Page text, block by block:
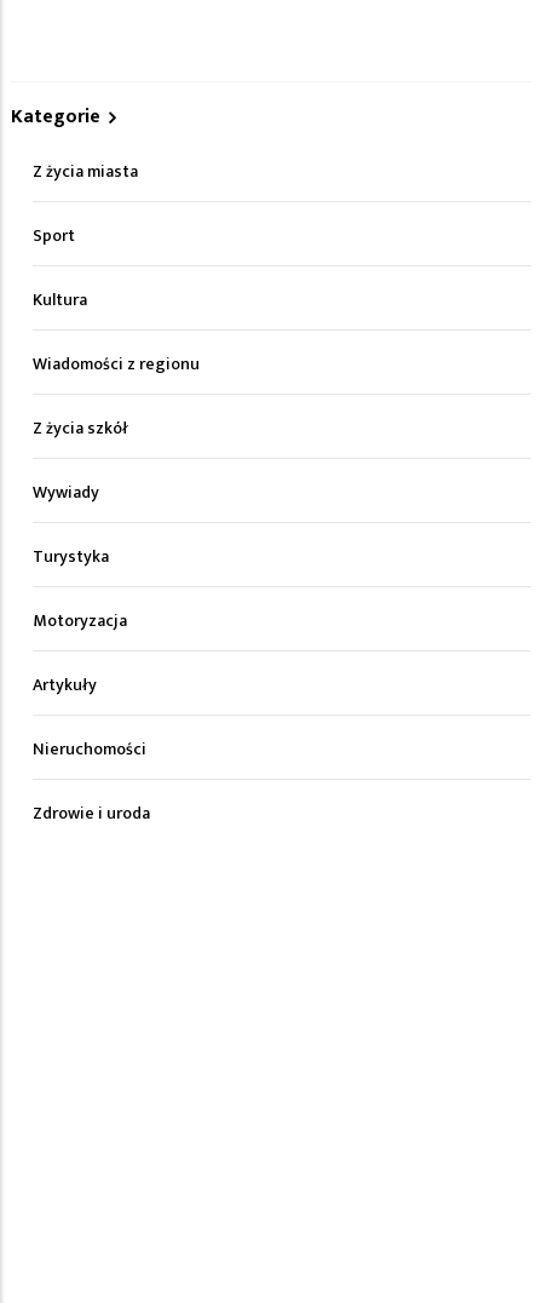
Kategorie
Z życia miasta
Sport
Kultura
Wiadomości z regionu
Z życia szkół
Wywiady
Turystyka
Motoryzacja
Artykuły
Nieruchomości
Zdrowie i uroda